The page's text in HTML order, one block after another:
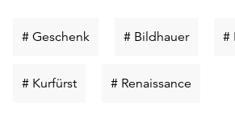
# GeschenkSchlüsselwort
# Bildhauer #
# KurfürstSchlüsselwort
# Renaissance